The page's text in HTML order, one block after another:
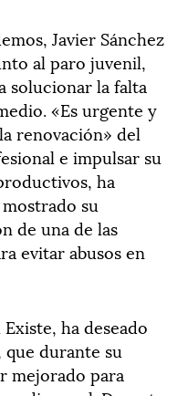
Javier Sánchez
al paro juvenil,
solucionar la falta
«Es urgente y
renovación» del
e impulsar su
ha
su
de una de las
evitar abusos en
ha deseado
que durante su
mejorado para